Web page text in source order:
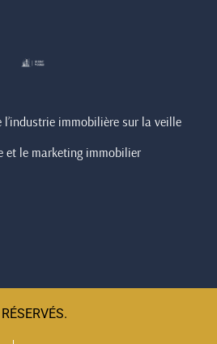
l’industrie immobilière sur la veille
et le marketing immobilier